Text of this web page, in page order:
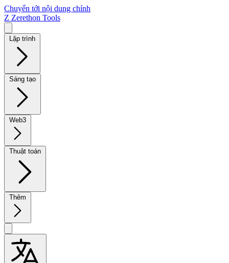
Chuyển tới nội dung chính
Z Zerethon Tools
Lập trình
Sáng tạo
Web3
Thuật toán
Thêm